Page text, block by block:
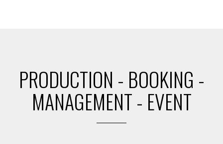
PRODUCTION - BOOKING -
MANAGEMENT - EVENT